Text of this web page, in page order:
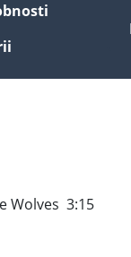
Wolves 3:15